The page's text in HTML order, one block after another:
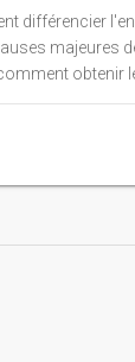
différencier
majeures
obtenir